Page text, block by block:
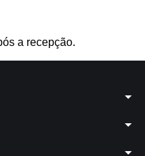
a recepção.
arrow_drop_down
arrow_drop_down